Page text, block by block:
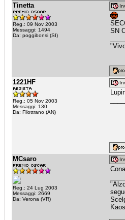
Tinetta
Reg.: 09 Nov 2003
Messaggi: 1494
Da: poggibonsi (SI)
SN
1221HF
Reg.: 05 Nov 2003
Messaggi: 130
Da: Filottrano (AN)
MCsaro
Reg.: 24 Lug 2003
Messaggi: 2669
Da: Verona (VR)
Kaos